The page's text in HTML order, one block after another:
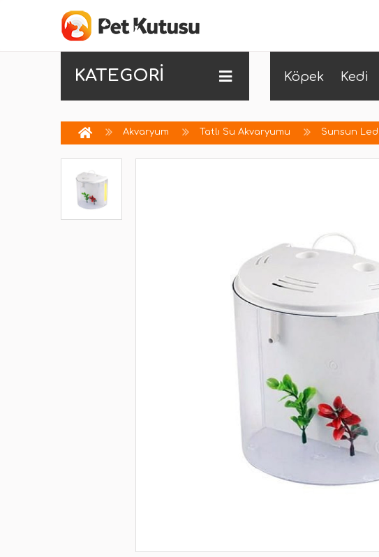
KATEGORİ Köpek Kedi
Akvaryum Tatlı Su Akvaryumu Sunsun Led